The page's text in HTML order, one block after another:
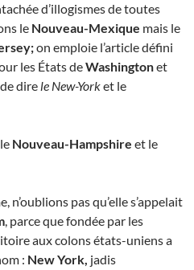
d’illogismes de toutes
le Nouveau-Mexique mais le
on emploie l’article défini
les États deWashingtonet
dire le New-Yorket le
Nouveau-Hampshire et le
n’oublions pas qu’elle s’appelait
, parce que fondée par les
aux colons états-uniens a
: New York, jadis